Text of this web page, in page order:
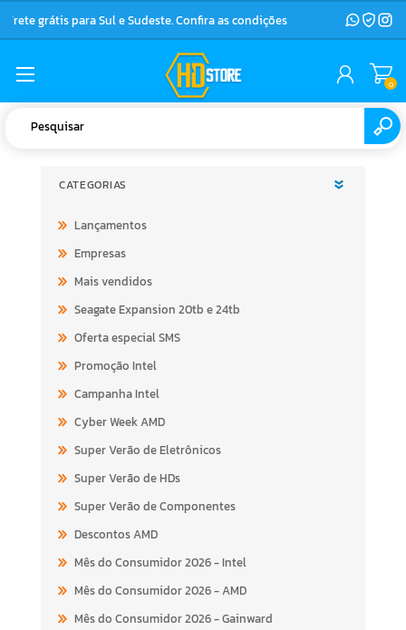
Frete grátis para Sul e Sudeste. Confira as condições
0
CATEGORIAS
Lançamentos
Empresas
Mais vendidos
Seagate Expansion 20tb e 24tb
Oferta especial SMS
Promoção Intel
Campanha Intel
Cyber Week AMD
Super Verão de Eletrônicos
Super Verão de HDs
Super Verão de Componentes
Descontos AMD
Mês do Consumidor 2026 - Intel
Mês do Consumidor 2026 - AMD
Mês do Consumidor 2026 - Gainward